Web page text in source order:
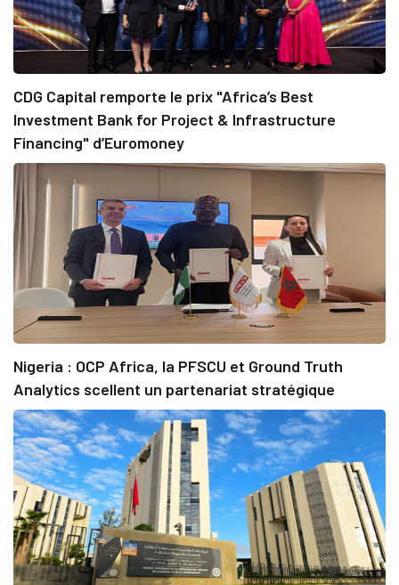
CDG Capital remporte le prix "Africa’s Best
Investment Bank for Project & Infrastructure
Financing" d’Euromoney
Nigeria : OCP Africa, la PFSCU et Ground Truth
Analytics scellent un partenariat stratégique